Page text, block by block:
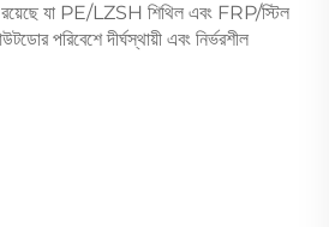
রয়েছে যা PE/LZSH শিথিল এবং FRP/স্টিল
পরিবেশে দীর্ঘস্থায়ী এবং নির্ভরশীল